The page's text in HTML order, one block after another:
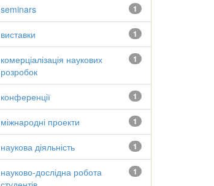
1
seminars
1
виставки
1
комерціалізація наукових
розробок
1
конференції
1
міжнародні проекти
1
наукова діяльність
1
науково-дослідна робота